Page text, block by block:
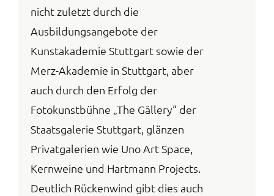
nicht zuletzt durch die
Ausbildungsangebote der
Kunstakademie Stuttgart sowie der
Merz-Akademie in Stuttgart, aber
auch durch den Erfolg der
Fotokunstbühne „The Gällery“ der
Staatsgalerie Stuttgart, glänzen
Privatgalerien wie Uno Art Space,
Kernweine und Hartmann Projects.
Deutlich Rückenwind gibt dies auch